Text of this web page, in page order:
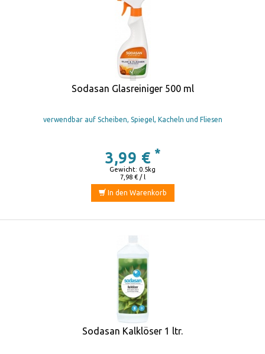
Sodasan Glasreiniger 500 ml
verwendbar auf Scheiben, Spiegel, Kacheln und Fliesen
3,99 € *
7,98 € / l
Gewicht: 0.5kg
In den Warenkorb
Sodasan Kalklöser 1 ltr.